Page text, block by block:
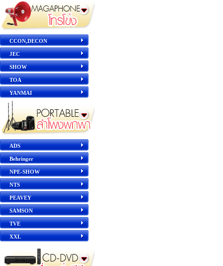
CCON,DECON
JEC
SHOW
TOA
YANMAI
ADS
Behringer
NPE-SHOW
NTS
PEAVEY
SAMSON
TVE
XXL